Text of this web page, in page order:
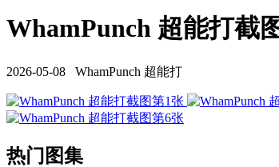
WhamPunch 超能打截
2026-05-08 WhamPunch 超能打
热门图集